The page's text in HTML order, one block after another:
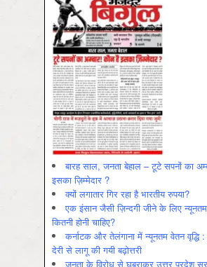
बारह साल, जनता बेहाल – टूटे सपनों का
इसका ज़िम्मेदार ?
क्यों लगातार गिर रहा है भारतीय रुपया?
एक इंसान जैसी ज़िन्दगी जीने के लिए
कितनी होनी चाहिए?
कर्नाटक और तेलंगाना में न्यूनतम वेतन वृद्धि
देरी से लागू की गयी बढ़ोत्तरी
जनता के विरोध से घबराकर उत्तर प्रदेश